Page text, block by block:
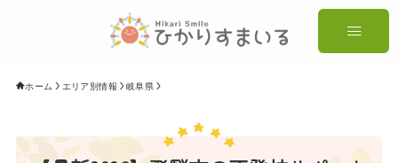
ホーム エリア別情報 岐阜県